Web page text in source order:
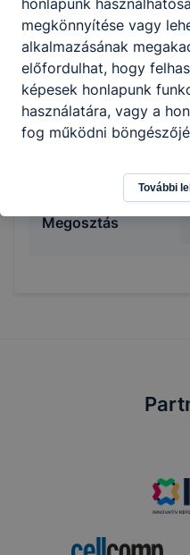
ellenőriz;
betartja és
szabályzatot;
irányítja és
megérti és
műveletek
Megosztás
honlapunk
megkönnyítése vagy
alkalmazásának
előfordulhat, hogy
képesek honlapunk
használatára, vagy a
fog működni
További